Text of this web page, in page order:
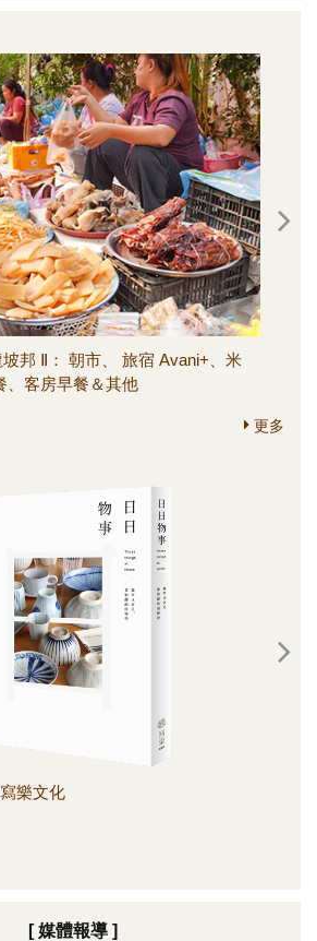
邦 Ⅱ： 朝市、 旅宿 Avani+、米
、客房早餐＆其他
更多
寫樂文化
[ 媒體報導 ]